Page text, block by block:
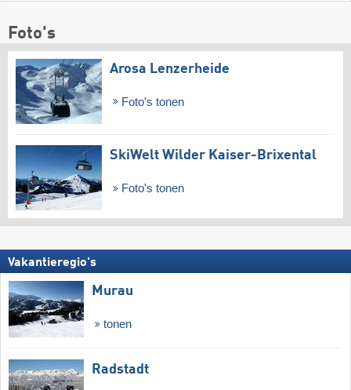
Foto's
Arosa Lenzerheide
Foto's tonen
SkiWelt Wilder Kaiser-Brixental
Foto's tonen
Vakantieregio's
Murau
tonen
Radstadt